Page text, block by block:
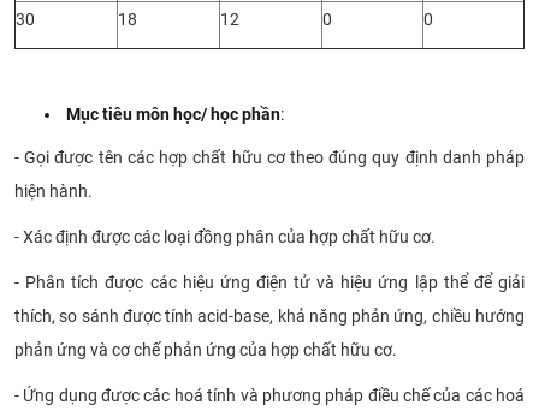
30 18 12 0 0
Mục tiêu môn học/ học phần:
- Gọi được tên các hợp chất hữu cơ theo đúng quy định danh pháp
hiện hành.
- Xác định được các loại đồng phân của hợp chất hữu cơ.
- Phân tích được các hiệu ứng điện tử và hiệu ứng lập thể để giải
thích, so sánh được tính acid-base, khả năng phản ứng, chiều hướng
phản ứng và cơ chế phản ứng của hợp chất hữu cơ.
- Ứng dụng được các hoá tính và phương pháp điều chế của các hoá